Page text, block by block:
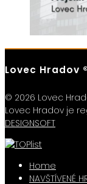
Lovec Hradov ®
© 2026 Lovec
Lovec Hradov je
DESIGNSOFT
Home
NAVŠTÍVENÉ